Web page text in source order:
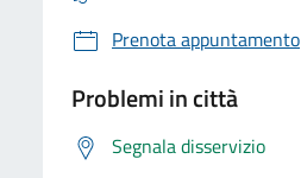
Prenota appuntamento
Problemi in città
Segnala disservizio